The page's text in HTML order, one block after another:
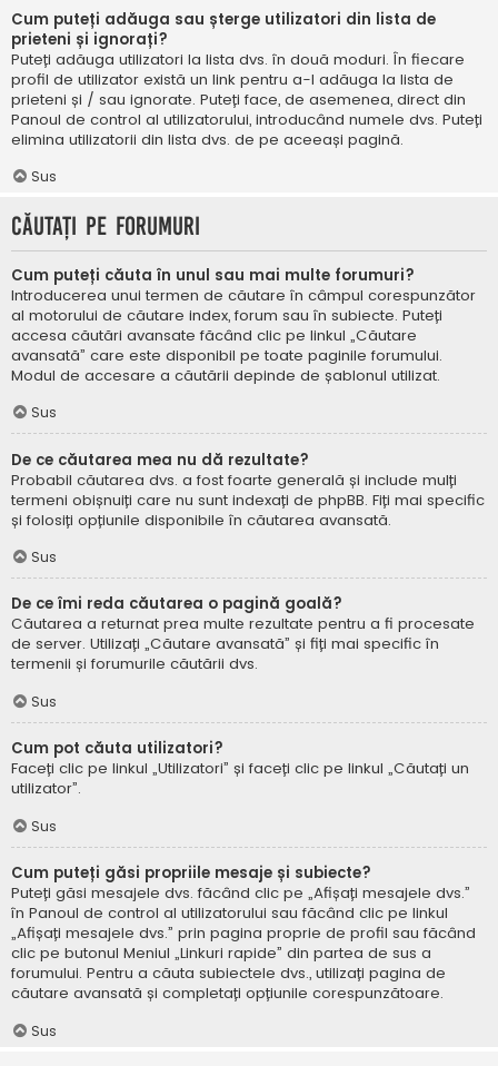
Cum puteți adăuga sau șterge utilizatori din lista de
prieteni și ignorați?
Puteți adăuga utilizatori la lista dvs. în două moduri. În fiecare
profil de utilizator există un link pentru a-l adăuga la lista de
prieteni și / sau ignorate. Puteți face, de asemenea, direct din
Panoul de control al utilizatorului, introducând numele dvs. Puteți
elimina utilizatorii din lista dvs. de pe aceeași pagină.
Sus
Căutați pe forumuri
Cum puteți căuta în unul sau mai multe forumuri?
Introducerea unui termen de căutare în câmpul corespunzător
al motorului de căutare index, forum sau în subiecte. Puteți
accesa căutări avansate făcând clic pe linkul „Căutare
avansată” care este disponibil pe toate paginile forumului.
Modul de accesare a căutării depinde de șablonul utilizat.
Sus
De ce căutarea mea nu dă rezultate?
Probabil căutarea dvs. a fost foarte generală și include mulți
termeni obișnuiți care nu sunt indexați de phpBB. Fiți mai specific
și folosiți opțiunile disponibile în căutarea avansată.
Sus
De ce îmi reda căutarea o pagină goală?
Căutarea a returnat prea multe rezultate pentru a fi procesate
de server. Utilizați „Căutare avansată” și fiți mai specific în
termenii și forumurile căutării dvs.
Sus
Cum pot căuta utilizatori?
Faceți clic pe linkul „Utilizatori” și faceți clic pe linkul „Căutați un
utilizator”.
Sus
Cum puteți găsi propriile mesaje și subiecte?
Puteți găsi mesajele dvs. făcând clic pe „Afișați mesajele dvs.”
în Panoul de control al utilizatorului sau făcând clic pe linkul
„Afișați mesajele dvs.” prin pagina proprie de profil sau făcând
clic pe butonul Meniul „Linkuri rapide” din partea de sus a
forumului. Pentru a căuta subiectele dvs., utilizați pagina de
căutare avansată și completați opțiunile corespunzătoare.
Sus